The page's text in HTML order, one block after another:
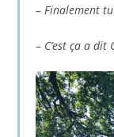
– Finalement
– C’est ça a dit